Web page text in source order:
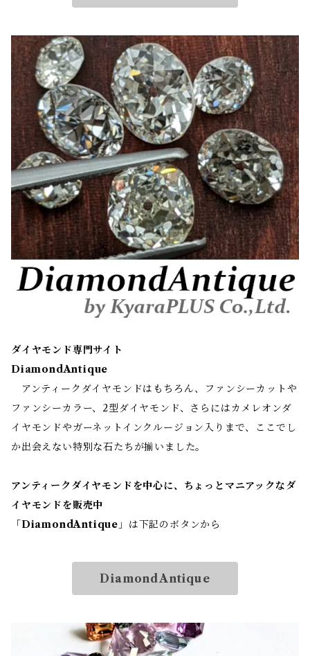
ダイヤモンド専門サイト
DiamondAntique
アンティークダイヤモンドはもちろん、ファンシーカットや
ファンシーカラー、2型ダイヤモンド、さらにはカメレオンダ
イヤモンドやガーネットインクルージョン入りまで、ここでし
か出会えない特別な石たちが揃いました。
アンティークダイヤモンドを中心に、ちょっとマニアックなダ
イヤモンドを販売中
「 DiamondAntique 」は下記のボタンから
DiamondAntique